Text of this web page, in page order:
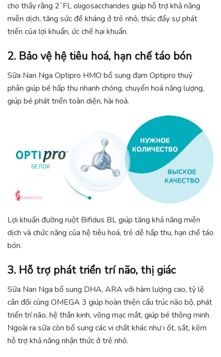
cho thấy rằng 2`FL oligosaccharides giúp hỗ trợ khả năng
miễn dịch, tăng sức đề kháng ở trẻ nhỏ, thúc đẩy sự phát
triển của lợi khuẩn, ức chế hại khuẩn.
2. Bảo vệ hệ tiêu hoá, hạn chế táo bón
Sữa Nan Nga Optipro HMO bổ sung đạm Optipro thuỷ
phân giúp bé hấp thu nhanh chóng, chuyển hoá năng lượng,
giúp bé phát triển toàn diện, hài hoà.
Lợi khuẩn đường ruột Bifidus BL giúp tăng khả năng miễn
dịch và chức năng của hệ tiêu hoá, trẻ dễ hấp thu, hạn chế táo
bón.
3. Hỗ trợ phát triển trí não, thị giác
Sữa Nan Nga bổ sung DHA, ARA với hàm lượng cao, tỷ lệ
cân đối cùng OMEGA 3 giúp hoàn thiện cấu trúc não bộ, phát
triển trí não, hệ thần kinh, võng mạc mắt, giúp bé thông minh.
Ngoài ra sữa còn bổ sung các vi chất khác như i ốt, sắt, kẽm
hỗ trợ khả năng nhận thức ở trẻ nhỏ.